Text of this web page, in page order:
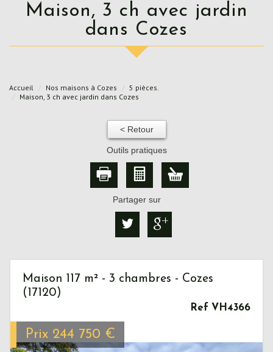
Maison, 3 ch avec jardin
dans Cozes
Accueil Nos maisons à Cozes
5 pièces.
Maison, 3 ch avec jardin dans Cozes
< Retour
Outils pratiques
Partager sur
Maison 117 m² - 3 chambres - Cozes
(17120)
Ref VH4366
Prix 244 750 €